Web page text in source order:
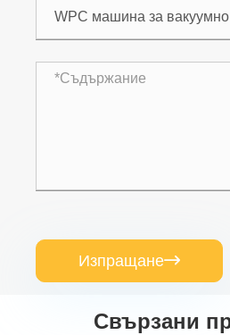
Изпращане
Свързани